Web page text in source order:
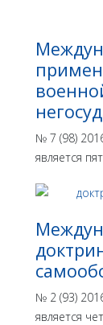
№ 7 (98)
является
№ 2 (93)
является